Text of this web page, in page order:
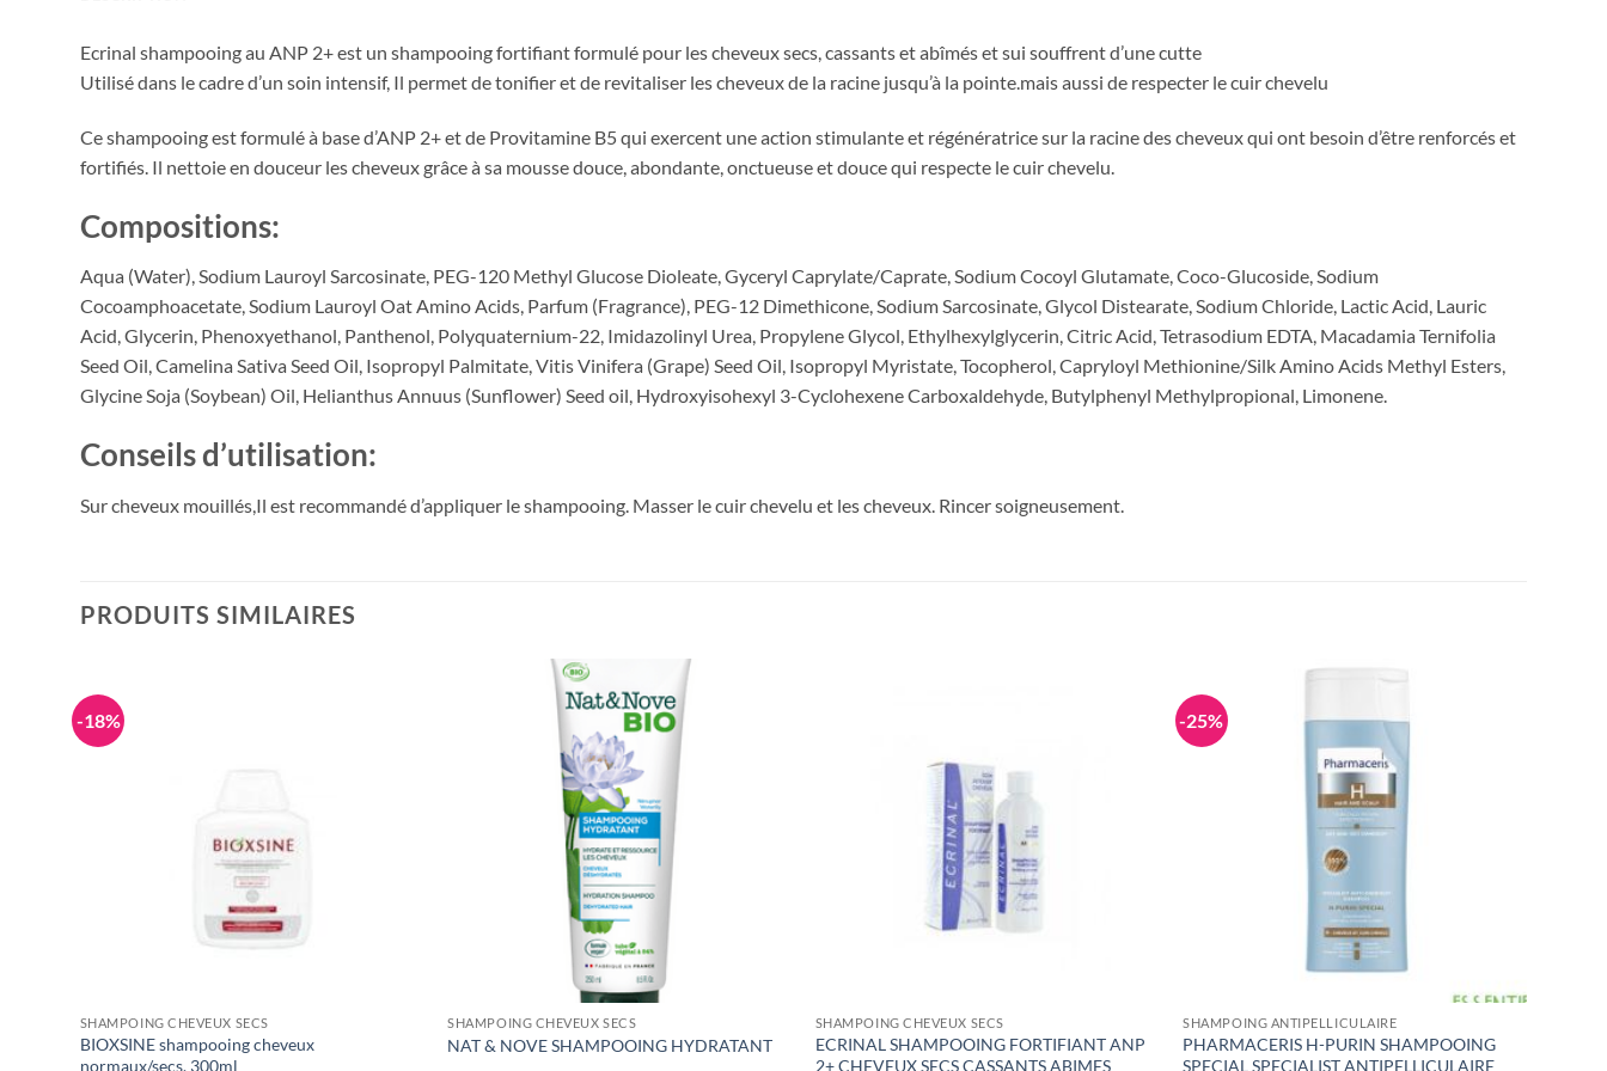
Ecrinal shampooing au ANP 2+ est un shampooing fortifiant formulé pour les cheveux secs, cassants et abîmés et sui souffrent d’une cutte
Utilisé dans le cadre d’un soin intensif, Il permet de tonifier et de revitaliser les cheveux de la racine jusqu’à la pointe.mais aussi de respecter le cuir chevelu
Ce shampooing est formulé à base d’ANP 2+ et de Provitamine B5 qui exercent une action stimulante et régénératrice sur la racine des cheveux qui ont besoin d’être renforcés et
fortifiés. Il nettoie en douceur les cheveux grâce à sa mousse douce, abondante, onctueuse et douce qui respecte le cuir chevelu.
Compositions:
Aqua (Water), Sodium Lauroyl Sarcosinate, PEG-120 Methyl Glucose Dioleate, Gyceryl Caprylate/Caprate, Sodium Cocoyl Glutamate, Coco-Glucoside, Sodium
Cocoamphoacetate, Sodium Lauroyl Oat Amino Acids, Parfum (Fragrance), PEG-12 Dimethicone, Sodium Sarcosinate, Glycol Distearate, Sodium Chloride, Lactic Acid, Lauric
Acid, Glycerin, Phenoxyethanol, Panthenol, Polyquaternium-22, Imidazolinyl Urea, Propylene Glycol, Ethylhexylglycerin, Citric Acid, Tetrasodium EDTA, Macadamia Ternifolia
Seed Oil, Camelina Sativa Seed Oil, Isopropyl Palmitate, Vitis Vinifera (Grape) Seed Oil, Isopropyl Myristate, Tocopherol, Capryloyl Methionine/Silk Amino Acids Methyl Esters,
Glycine Soja (Soybean) Oil, Helianthus Annuus (Sunflower) Seed oil, Hydroxyisohexyl 3-Cyclohexene Carboxaldehyde, Butylphenyl Methylpropional, Limonene.
Conseils d’utilisation:
Sur cheveux mouillés,Il est recommandé d’appliquer le shampooing. Masser le cuir chevelu et les cheveux. Rincer soigneusement.
PRODUITS SIMILAIRES
-18%
SHAMPOING CHEVEUX SECS
BIOXSINE shampooing cheveux
normaux/secs, 300ml
SHAMPOING CHEVEUX SECS
NAT & NOVE SHAMPOOING HYDRATANT
SHAMPOING CHEVEUX SECS
ECRINAL SHAMPOOING FORTIFIANT ANP
2+ CHEVEUX SECS CASSANTS ABIMES
-25%
SHAMPOING ANTIPELLICULAIRE
PHARMACERIS H-PURIN SHAMPOOING
SPECIAL SPECIALIST ANTIPELLICULAIRE